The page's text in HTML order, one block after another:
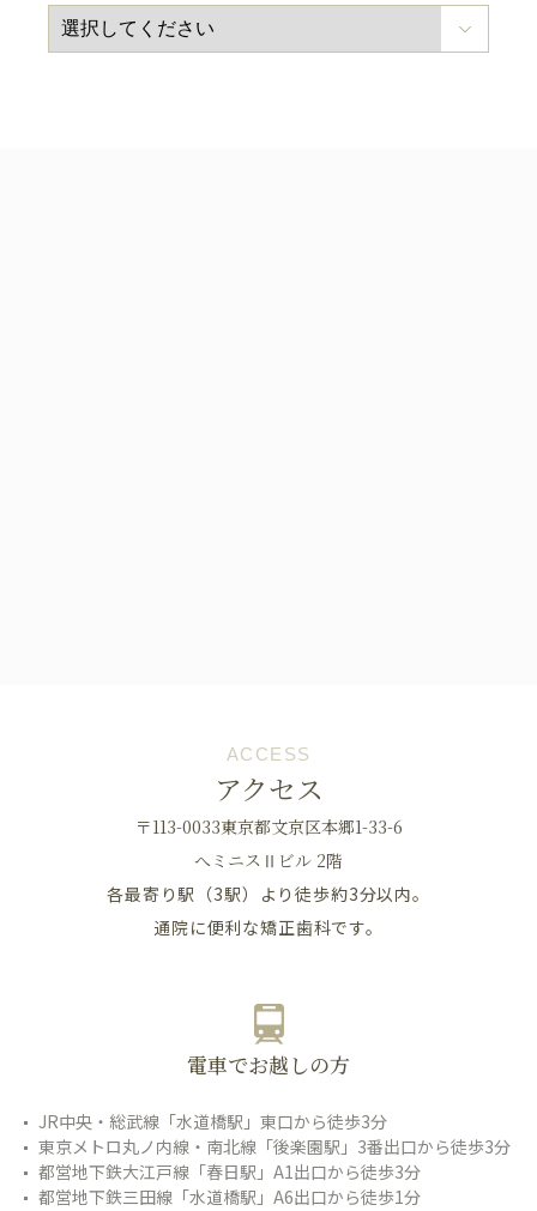
ACCESS
アクセス
〒113-0033東京都文京区本郷1-33-6
へミニスⅡビル 2階
各最寄り駅（3駅）より徒歩約3分以内。
通院に便利な矯正歯科です。
電車でお越しの方
JR中央・総武線「水道橋駅」東口から徒歩3分
東京メトロ丸ノ内線・南北線「後楽園駅」3番出口から徒歩3分
都営地下鉄大江戸線「春日駅」A1出口から徒歩3分
都営地下鉄三田線「水道橋駅」A6出口から徒歩1分